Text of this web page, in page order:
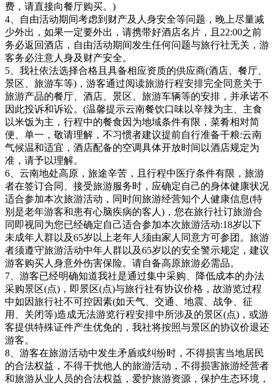
费，请直接向餐厅购买。)
4、自由活动期间考虑到财产及人身安全等问题，晚上尽量减
少外出，如果一定要外出，请携带好酒店名片，且22:00之前
务必返回酒店，自由活动期间发生任何问题与旅行社无关，游
客务必注意人身及财产安全。
5、我社依法选择合格且具备相应资质的供应商(酒店、餐厅、
景区、旅游车等)，游客通过阅读旅游行程安排完全同意关于
旅游产品的餐厅、酒店、景区、旅游车辆等的安排，并承诺不
因此投诉和诉讼。(温馨提示云南餐饮口味以辛辣为主、主食
以米饭为主，行程中的餐食因为地域条件有限，菜肴相对简
便、单一，敬请理解，不习惯者建议提前自行准备干粮:云南
气候温和适宜，酒店配备的空调具体开放时间以酒店规定为
准，请予以理解。
6、云南地处高原，旅途辛苦，且行程中医疗条件有限，旅游
者在签订合同、接受旅游服务时，应确定自己的身体健康状况
适合参加本次旅游活动，同时间旅游经营知个人健康信息(特
别是老年游客和患有心脑疾病的客人)，您在旅行社订旅游合
同即视同为您已经确定自己适合参加本次旅游活动:18岁以下
未成年人群以及65岁以上老年人须由家人同意方可参团。旅游
者须遵守旅游活动中年人群以及65岁以的安全警示规定，建议
游客购买人身意外伤害保险。请自备高原旅游必需品。
7、游客已经明确知道我社是通过集中采购、降低成本的办法
采购景区(点)，即景区(点)与旅行社有协议价格，故游览过程
中如因旅行社不可控因素(如天气、交通、地震、战争、征
用、关闭等)造成无法游览行程安排中所涉及的景区(点)，或游
客提供特殊证件产生优免的，我社将按照与景区的协议价退还
游客。
8、游客在旅游活动中发生矛盾或纠纷时，不得损害当地居民
的合法权益，不得干扰他人的旅游活动，不得损害旅游经营者
和旅游从业人员的合法权益，爱护旅游资源，保护生态环境，